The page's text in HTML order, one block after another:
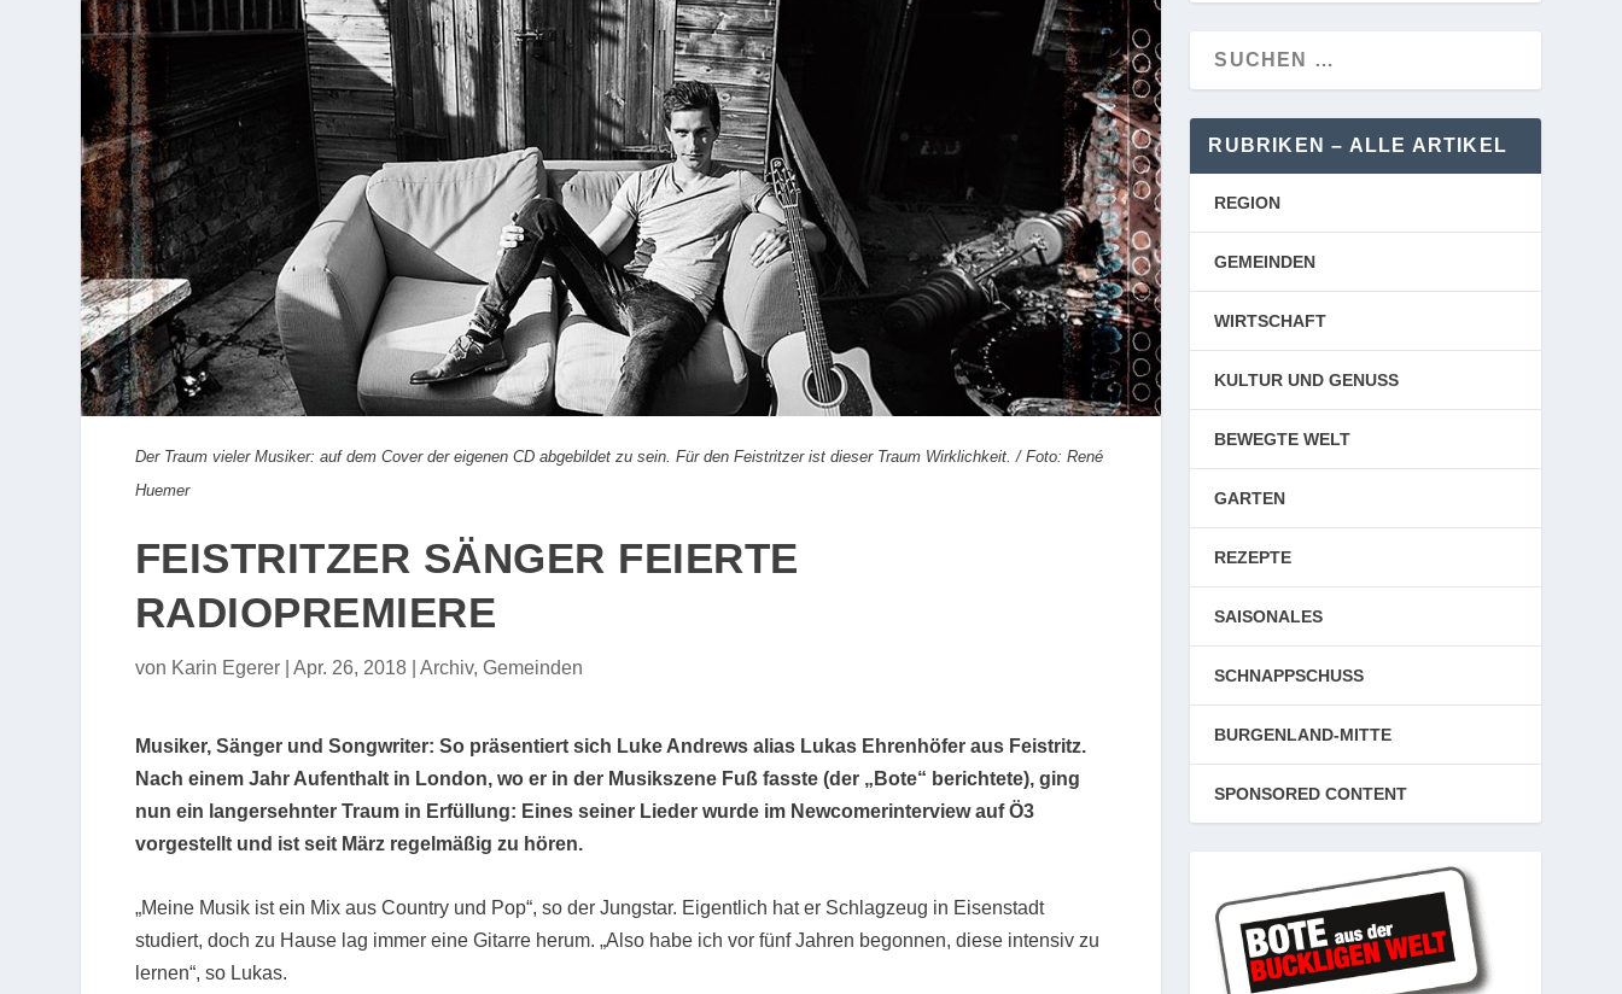
Der Traum vieler Musiker: auf dem Cover der eigenen CD abgebildet zu sein. Für den Feistritzer ist dieser Traum Wirklichkeit. / Foto: René
Huemer
FEISTRITZER SÄNGER FEIERTE
RADIOPREMIERE
von Karin Egerer| Apr. 26, 2018| Archiv, Gemeinden
Musiker, Sänger und Songwriter: So präsentiert sich Luke Andrews alias Lukas Ehrenhöfer aus Feistritz.
Nach einem Jahr Aufenthalt in London, wo er in der Musikszene Fuß fasste (der „Bote“ berichtete), ging
nun ein langersehnter Traum in Erfüllung: Eines seiner Lieder wurde im Newcomerinterview auf Ö3
vorgestellt und ist seit März regelmäßig zu hören.
„Meine Musik ist ein Mix aus Country und Pop“, so der Jungstar. Eigentlich hat er Schlagzeug in Eisenstadt
studiert, doch zu Hause lag immer eine Gitarre herum. „Also habe ich vor fünf Jahren begonnen, diese intensiv zu
lernen“, so Lukas.
RUBRIKEN – ALLE ARTIKEL
REGION
GEMEINDEN
WIRTSCHAFT
KULTUR UND GENUSS
BEWEGTE WELT
GARTEN
REZEPTE
SAISONALES
SCHNAPPSCHUSS
BURGENLAND-MITTE
SPONSORED CONTENT